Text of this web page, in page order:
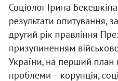
Соціолог Ірина
результати опитування,
другий рік правління
призупиненням
України, на перший план
проблеми – корупція,